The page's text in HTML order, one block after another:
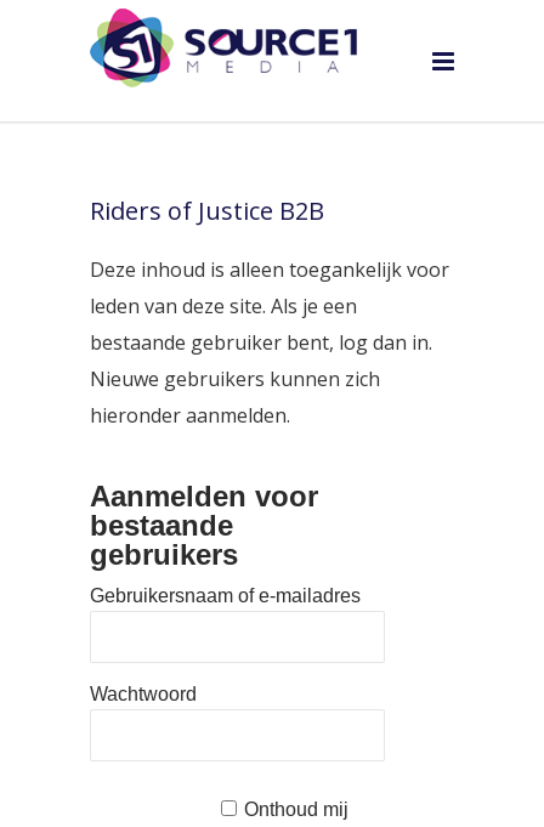
Riders of Justice B2B
Deze inhoud is alleen toegankelijk voor
leden van deze site. Als je een
bestaande gebruiker bent, log dan in.
Nieuwe gebruikers kunnen zich
hieronder aanmelden.
Aanmelden voor
bestaande
gebruikers
Gebruikersnaam of e-mailadres
Wachtwoord
Onthoud mij